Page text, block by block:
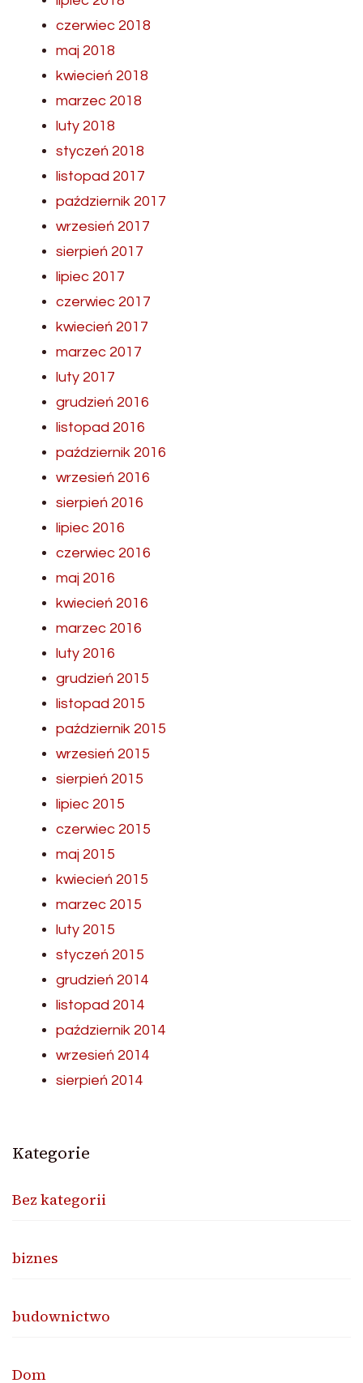
czerwiec 2018
maj 2018
kwiecień 2018
marzec 2018
luty 2018
styczeń 2018
listopad 2017
październik 2017
wrzesień 2017
sierpień 2017
lipiec 2017
czerwiec 2017
kwiecień 2017
marzec 2017
luty 2017
grudzień 2016
listopad 2016
październik 2016
wrzesień 2016
sierpień 2016
lipiec 2016
czerwiec 2016
maj 2016
kwiecień 2016
marzec 2016
luty 2016
grudzień 2015
listopad 2015
październik 2015
wrzesień 2015
sierpień 2015
lipiec 2015
czerwiec 2015
maj 2015
kwiecień 2015
marzec 2015
luty 2015
styczeń 2015
grudzień 2014
listopad 2014
październik 2014
wrzesień 2014
sierpień 2014
Kategorie
Bez kategorii
biznes
budownictwo
Dom